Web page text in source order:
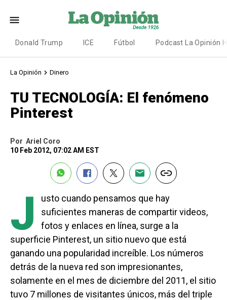
Donald Trump ICE Fútbol Podcast La Opinión
La Opinión Dinero
TU TECNOLOGÍA: El fenómeno
Pinterest
Por Ariel Coro
10 Feb 2012, 07:02 AM EST
J
usto cuando pensamos que hay
suficientes maneras de compartir videos,
fotos y enlaces en línea, surge a la
superficie Pinterest, un sitio nuevo que está
ganando una popularidad increíble. Los números
detrás de la nueva red son impresionantes,
solamente en el mes de diciembre del 2011, el sitio
tuvo 7 millones de visitantes únicos, más del triple